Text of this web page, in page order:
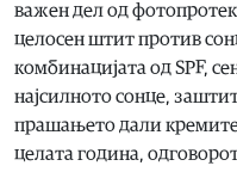
важен дел од
целосен штит против
комбинацијата од SPF,
најсилното сонце,
прашањето дали кремите
целата година,